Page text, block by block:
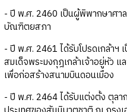
- ปี พ.ศ. 2460 เป็นผู้พิพากษาศาล
บัณฑิตยสภา
- ปี พ.ศ. 2461 ได้รับโปรดเกล้าฯ
สมเด็จพระมงกุฎเกล้าเจ้าอยู่หัว แ
เพื่อก่อสร้างสนามบินดอนเมือง
- ปี พ.ศ. 2464 ได้รับแต่งตั้ง ตุลา